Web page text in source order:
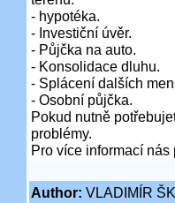
- hypotéka.
- Investiční úvěr.
- Půjčka na auto.
- Konsolidace dluhu.
- Splácení dalších
- Osobní půjčka.
Pokud nutně
problémy.
Pro více informací nás
Author: VLADIMÍR